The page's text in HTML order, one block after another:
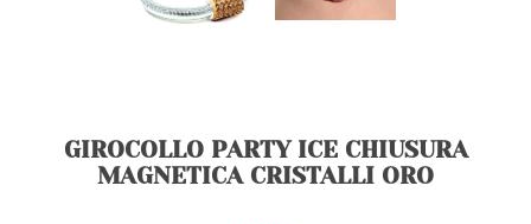
GIROCOLLO PARTY ICE CHIUSURA
MAGNETICA CRISTALLI ORO